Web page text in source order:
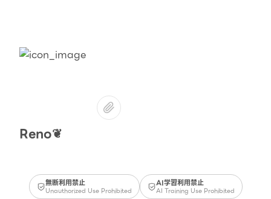
Reno❦
無断利用禁止
Unauthorized Use Prohibited
AI学習利用禁止
AI Training Use Prohibited